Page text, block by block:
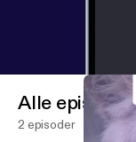
Alle episoder
2 episoder